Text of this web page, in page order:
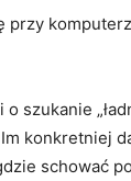
przy
szukanie
konkretniej
schować